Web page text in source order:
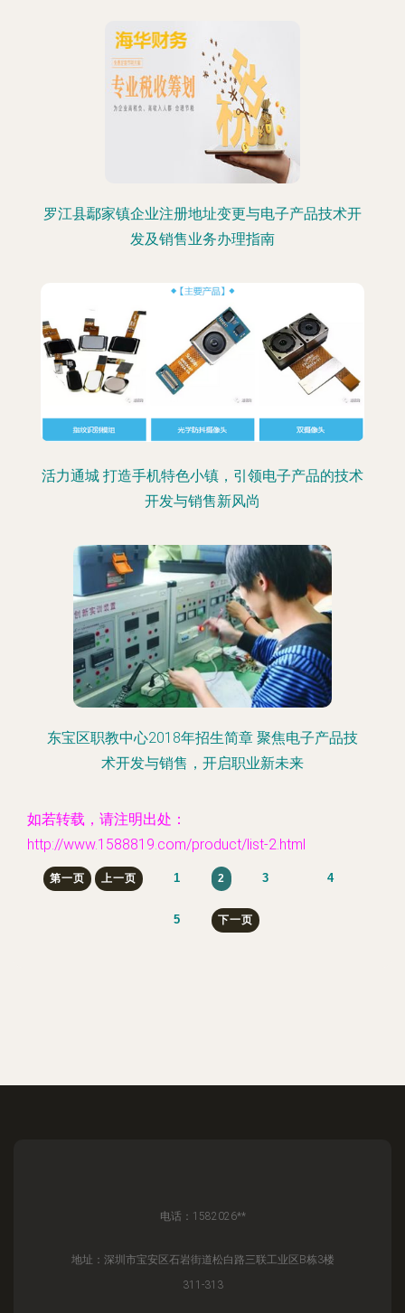
罗江县鄢家镇企业注册地址变更与电子产品技术开
发及销售业务办理指南
活力通城 打造手机特色小镇，引领电子产品的技术
开发与销售新风尚
东宝区职教中心2018年招生简章 聚焦电子产品技
术开发与销售，开启职业新未来
如若转载，请注明出处：
http://www.1588819.com/product/list-2.html
第一页 上一页 1 2 3 4
5 下一页
电话：1582026**
地址：深圳市宝安区石岩街道松白路三联工业区B栋3楼
311-313